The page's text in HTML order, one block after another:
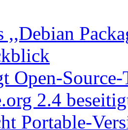
Open-
2.4
Portable-